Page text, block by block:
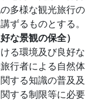
多様な観光旅行の
ずるものとする。
な景観の保全）
る環境及び良好な
行者による自然体
する知識の普及及
する制限等に必要